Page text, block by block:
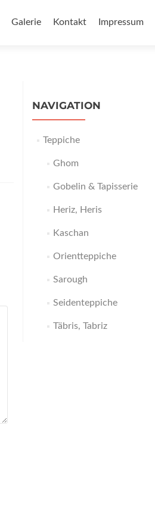
Galerie Kontakt Impressum
NAVIGATION
Teppiche
Ghom
Gobelin & Tapisserie
Heriz, Heris
Kaschan
Orientteppiche
Sarough
Seidenteppiche
Täbris, Tabriz